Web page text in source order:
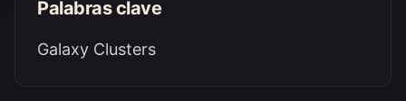
Palabras clave
Galaxy Clusters